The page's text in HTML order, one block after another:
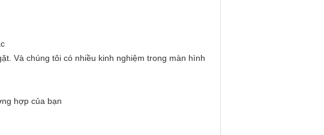
Và chúng tôi có nhiều kinh nghiệm trong màn hình
hợp của bạn